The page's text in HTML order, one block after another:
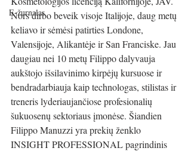
E-žurnalas
Nors dirbo beveik visoje Italijoje, daug metų
keliavo ir sėmėsi patirties Londone,
Valensijoje, Alikantėje ir San Franciske. Jau
daugiau nei 10 metų Filippo dalyvauja
aukštojo išsilavinimo kirpėjų kursuose ir
bendradarbiauja kaip technologas, stilistas ir
treneris lyderiaujančiose profesionalių
šukuosenų sektoriaus įmonėse. Šiandien
Filippo Manuzzi yra prekių ženklo
INSIGHT PROFESSIONAL pagrindinis